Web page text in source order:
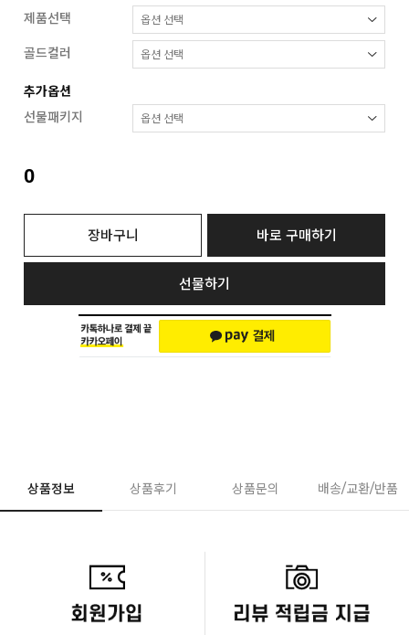
제품선택
골드컬러
추가옵션
선물패키지
0
장바구니 바로 구매하기
선물하기
상품정보 상품후기 상품문의 배송/교환/반품